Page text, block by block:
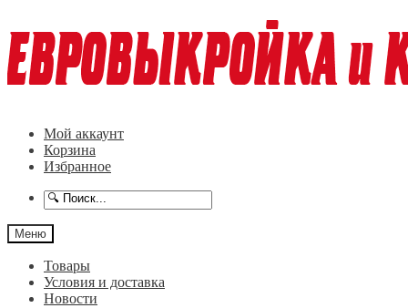
к
навигации
к
содержимому
Мой аккаунт
Корзина
Избранное
Меню
Товары
Условия и доставка
Новости